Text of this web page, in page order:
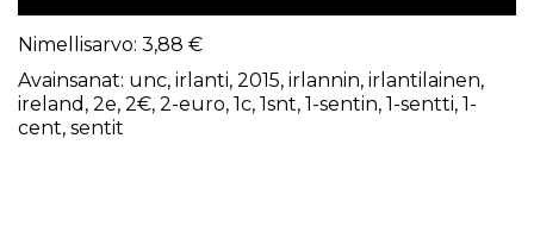
Nimellisarvo: 3,88 €
Avainsanat: unc, irlanti, 2015, irlannin, irlantilainen,
ireland , 2e, 2€, 2-euro, 1c, 1snt, 1-sentin, 1-sentti, 1-
cent, sentit